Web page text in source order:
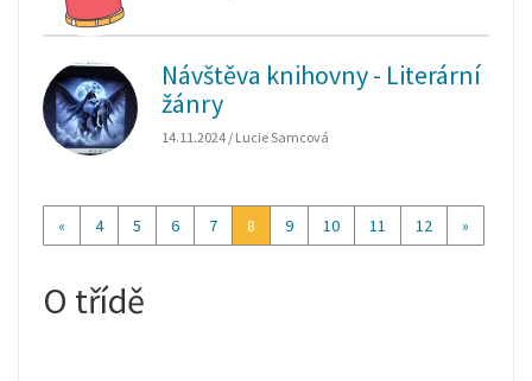
Návštěva knihovny - Literární
žánry
14.11.2024 / Lucie Samcová
« 4 5 6 7 8 9 10 11 12 »
O třídě